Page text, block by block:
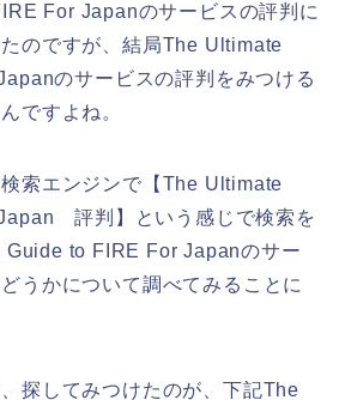
For Japanのサービスの評判に
のですが、結局The Ultimate
のサービスの評判をみつける
ですよね。
索エンジンで【The Ultimate
評判】という感じで検索を
Guide to FIRE For Japanのサー
うかについて調べてみることに
探してみつけたのが、下記The